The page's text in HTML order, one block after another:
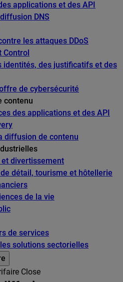
applications et des API
DNS
les attaques DDoS
Control
identités, des justificatifs et des
de cybersécurité
contenu
des applications et des API
diffusion de contenu
divertissement
détail, tourisme et hôtellerie
de la vie
de services
solutions sectorielles
Close